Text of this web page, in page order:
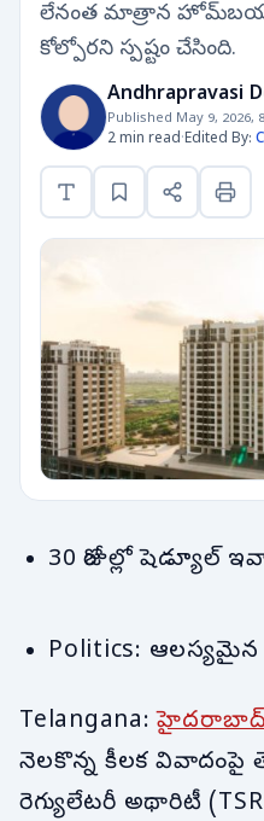
లేనంత మాత్రాన
కోల్పోరని స్పష్టం చేసింది.
Andhrapravasi
Published May 9, 2026,
2 min read·Edited By:
30 రోజుల్లో షెడ్యూల్
Politics: ఆలస్యమైన
Telangana:
నెలకొన్న కీలక వివాదంపై
రెగ్యులేటరీ అథారిటీ